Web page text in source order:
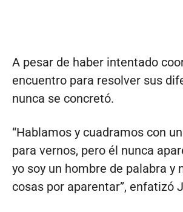
A pesar de haber intentado
encuentro para resolver sus
nunca se concretó.
“Hablamos y cuadramos con
para vernos, pero él nunca
yo soy un hombre de palabra y
cosas por aparentar”, enfatizó